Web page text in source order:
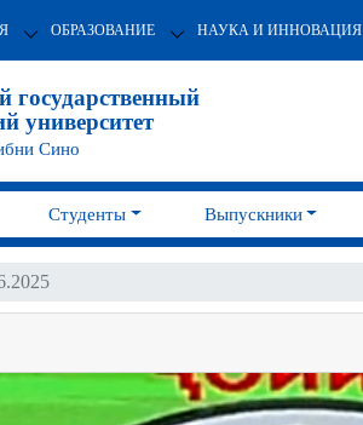
ОБРАЗОВАНИЕ НАУКА И ИННОВАЦИЯ
государственный
университет
Сино
Студенты Выпускники